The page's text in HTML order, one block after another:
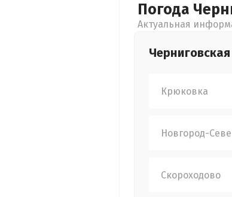
Погода
Актуальная
Черниговская
Крюковка
Новгород-
Скороходово